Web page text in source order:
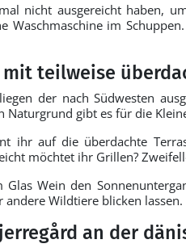
nicht ausgereicht haben,
Waschmaschine im
teilweise
der nach Südwesten
Naturgrund gibt es für die
ihr auf die überdachte
möchtet ihr Grillen?
Wein den
andere Wildtiere blicken lassen.
an der